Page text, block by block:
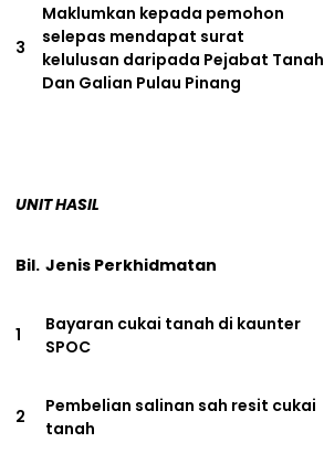
3
Maklumkan kepada pemohon
selepas mendapat surat
kelulusan daripada Pejabat Tanah
Dan Galian Pulau Pinang
UNIT HASIL
Bil. Jenis Perkhidmatan
1
Bayaran cukai tanah di kaunter
SPOC
2
Pembelian salinan sah resit cukai
tanah